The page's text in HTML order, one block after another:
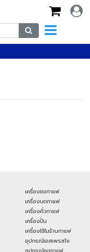
เครื่องชงกาแฟ
เครื่องบดกาแฟ
เครื่องคั่วกาแฟ
เครื่องปั่น
เครื่องใช้ในร้านกาแฟ
อุปกรณ์เอสเพรสโซ